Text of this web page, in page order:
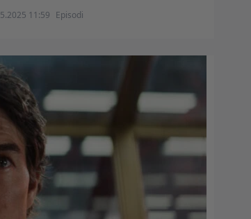
11:59 Episodi